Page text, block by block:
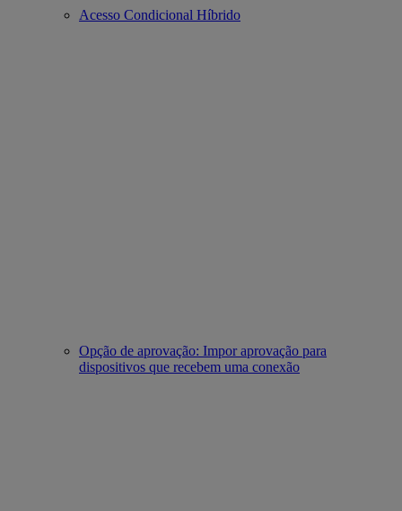
Acesso Condicional Híbrido
Opção de aprovação: Impor aprovação para
dispositivos que recebem uma conexão